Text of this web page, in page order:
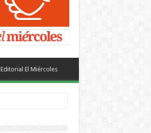
Editorial El Miércoles